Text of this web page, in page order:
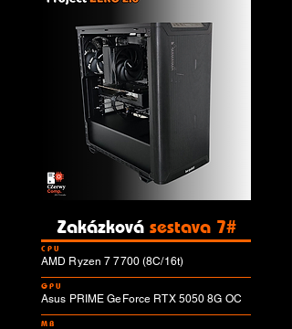
Zakázková sestava 7#
CPU
AMD Ryzen 7 7700 (8C/16t)
GPU
Asus PRIME GeForce RTX 5050 8G OC
MB